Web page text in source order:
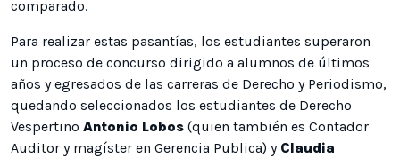
comparado.
Para realizar estas pasantías, los estudiantes superaron
un proceso de concurso dirigido a alumnos de últimos
años y egresados de las carreras de Derecho y Periodismo,
quedando seleccionados los estudiantes de Derecho
Vespertino Antonio Lobos (quien también es Contador
Auditor y magíster en Gerencia Publica) y Claudia